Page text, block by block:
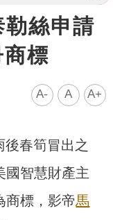
絲申請
商標
A- A A+
後春筍冒出之
國智慧財產主
商標，影帝馬